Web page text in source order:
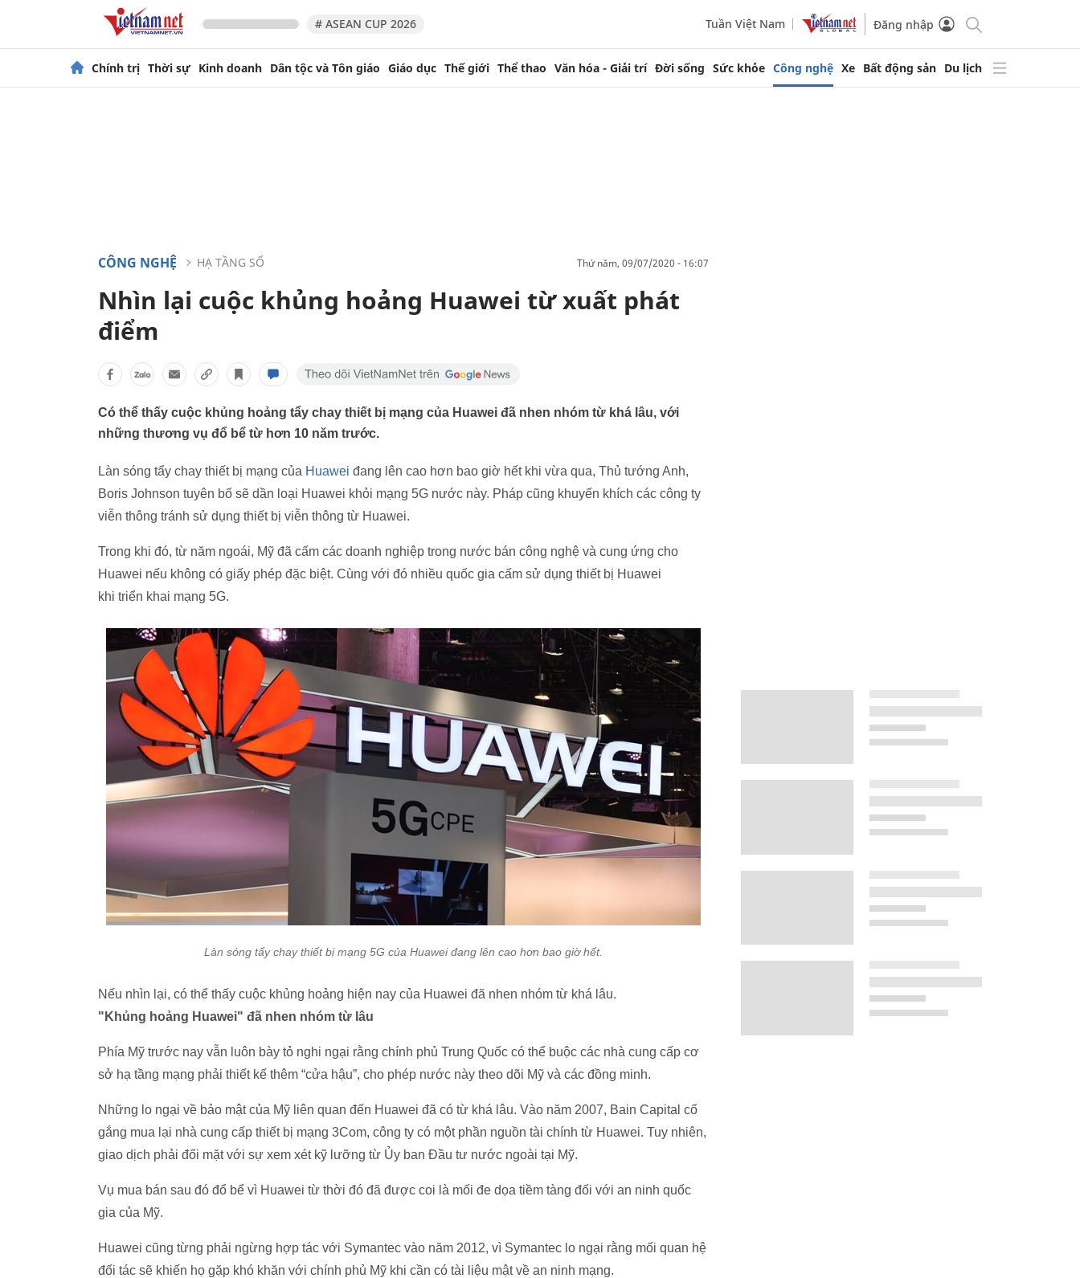
# ASEAN CUP 2026 Tuần Việt Nam Đăng nhập
Chính trị Thời sự Kinh doanh Dân tộc và Tôn giáo Giáo dục Thế giới Thể thao Văn hóa - Giải trí Đời sống Sức khỏe Công nghệ Xe Bất động sản Du lịch
CÔNG NGHỆ HẠ TẦNG SỐ thứ năm, 09/07/2020 - 16:07
Nhìn lại cuộc khủng hoảng Huawei từ xuất phát
điểm
Có thể thấy cuộc khủng hoảng tẩy chay thiết bị mạng của Huawei đã nhen nhóm từ khá lâu, với
những thương vụ đổ bể từ hơn 10 năm trước.
Làn sóng tẩy chay thiết bị mạng của Huawei đang lên cao hơn bao giờ hết khi vừa qua, Thủ tướng Anh,
Boris Johnson tuyên bố sẽ dần loại Huawei khỏi mạng 5G nước này. Pháp cũng khuyến khích các công ty
viễn thông tránh sử dụng thiết bị viễn thông từ Huawei.
Trong khi đó, từ năm ngoái, Mỹ đã cấm các doanh nghiệp trong nước bán công nghệ và cung ứng cho
Huawei nếu không có giấy phép đặc biệt. Cùng với đó nhiều quốc gia cấm sử dụng thiết bị Huawei
khi triển khai mạng 5G.
Làn sóng tẩy chay thiết bị mạng 5G của Huawei đang lên cao hơn bao giờ hết.
Nếu nhìn lại, có thể thấy cuộc khủng hoảng hiện nay của Huawei đã nhen nhóm từ khá lâu.
"Khủng hoảng Huawei" đã nhen nhóm từ lâu
Phía Mỹ trước nay vẫn luôn bày tỏ nghi ngại rằng chính phủ Trung Quốc có thể buộc các nhà cung cấp cơ
sở hạ tầng mạng phải thiết kế thêm “cửa hậu”, cho phép nước này theo dõi Mỹ và các đồng minh.
Những lo ngại về bảo mật của Mỹ liên quan đến Huawei đã có từ khá lâu. Vào năm 2007, Bain Capital cố
gắng mua lại nhà cung cấp thiết bị mạng 3Com, công ty có một phần nguồn tài chính từ Huawei. Tuy nhiên,
giao dịch phải đối mặt với sự xem xét kỹ lưỡng từ Ủy ban Đầu tư nước ngoài tại Mỹ.
Vụ mua bán sau đó đổ bể vì Huawei từ thời đó đã được coi là mối đe dọa tiềm tàng đối với an ninh quốc
gia của Mỹ.
Huawei cũng từng phải ngừng hợp tác với Symantec vào năm 2012, vì Symantec lo ngại rằng mối quan hệ
đối tác sẽ khiến họ gặp khó khăn với chính phủ Mỹ khi cần có tài liệu mật về an ninh mạng.